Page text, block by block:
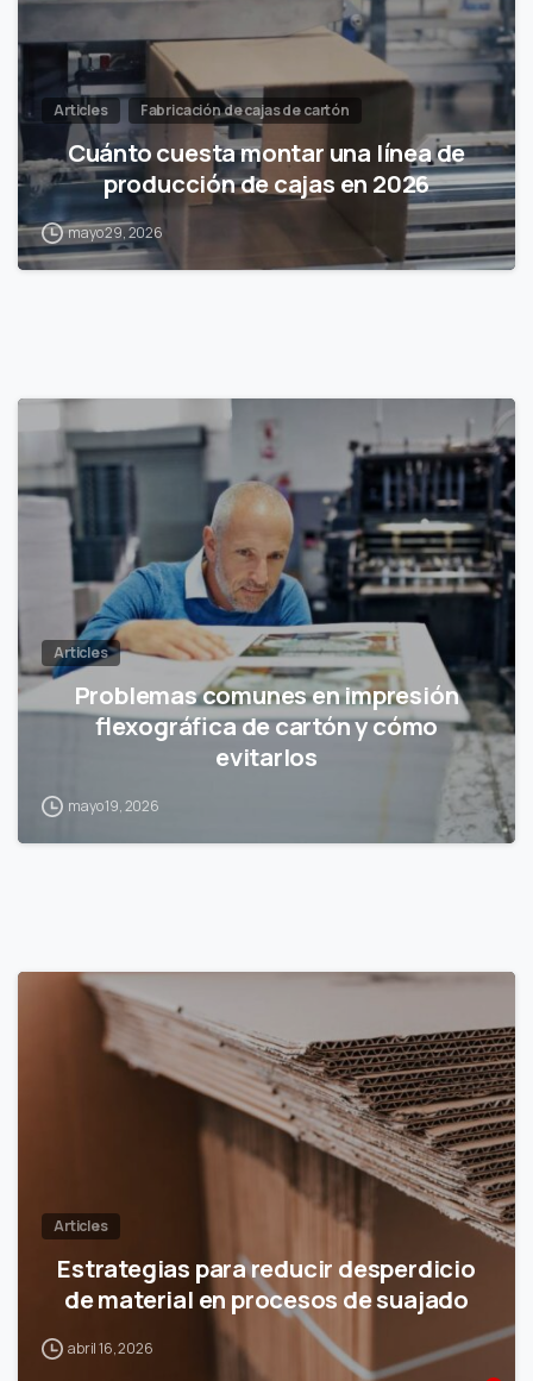
Articles Fabricación de cajas de cartón
Cuánto cuesta montar una línea de
producción de cajas en 2026
mayo 29, 2026
Articles
Problemas comunes en impresión
flexográfica de cartón y cómo
evitarlos
mayo 19, 2026
Articles
Estrategias para reducir desperdicio
de material en procesos de suajado
abril 16, 2026